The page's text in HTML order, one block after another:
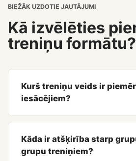
BIEŽĀK UZDOTIE JAUTĀJUMI
Kā izvēlēties
treniņu formātu?
Kurš treniņu veids ir
iesācējiem?
Kāda ir atšķirība starp
grupu treniņiem?